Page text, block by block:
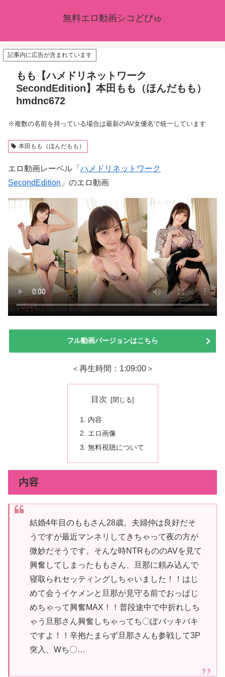
無料エロ動画シコどぴゅ
記事内に広告が含まれています
もも【ハメドリネットワーク
SecondEdition】本田もも（ほんだもも）
hmdnc672
※複数の名前を持っている場合は最新のAV女優名で統一しています
本田もも（ほんだもも）
エロ動画レーベル「 ハメドリネットワーク
SecondEdition 」のエロ動画
フル動画バージョンはこちら
＜再生時間：1:09:00＞
目次
内容
エロ画像
無料視聴について
内容
結婚4年目のももさん28歳。夫婦仲は良好だそ
うですが最近マンネリしてきちゃって夜の方が
微妙だそうです。そんな時NTRもののAVを見て
興奮してしまったももさん、旦那に頼み込んで
寝取られセッティングしちゃいました！！はじ
めて会うイケメンと旦那が見守る前でおっぱじ
めちゃって興奮MAX！！普段途中で中折れしち
ゃう旦那さん興奮しちゃってち〇ぽバッキバキ
ですよ！！辛抱たまらず旦那さんも参戦して3P
突入、Wち〇…